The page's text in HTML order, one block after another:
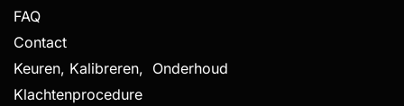
FAQ
Contact
Keuren, Kalibreren, Onderhoud
Klachtenprocedure